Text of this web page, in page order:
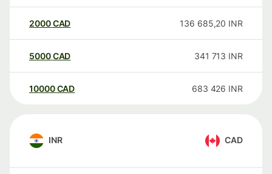
2000CAD 136 685,20 INR
5000CAD 341 713 INR
10000 CAD 683 426 INR
INR CAD